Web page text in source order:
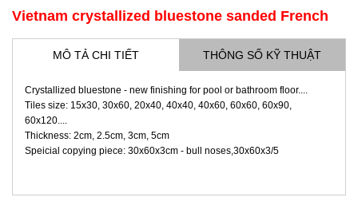
Vietnam crystallized bluestone sanded French
pattern
MÔ TẢ CHI TIẾT THÔNG SỐ KỸ THUẬT
Crystallized bluestone - new finishing for pool or bathroom floor....
Tiles size: 15x30, 30x60, 20x40, 40x40, 40x60, 60x60, 60x90,
60x120....
Thickness: 2cm, 2.5cm, 3cm, 5cm
Speicial copying piece: 30x60x3cm - bull noses,30x60x3/5